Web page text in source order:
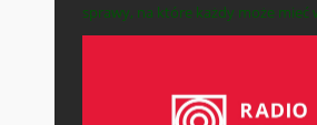
sprawy, na które każdy może mieć